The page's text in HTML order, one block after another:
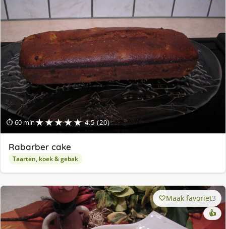
⏱ 60 min★★★★★ 4.5 (20)
Rabarber cake
Taarten, koek & gebak
Maak favoriet3
👍